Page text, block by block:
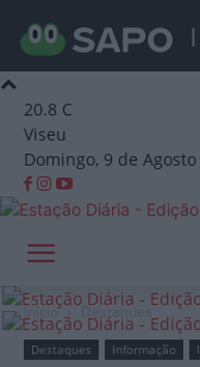
20.8 C
Viseu
Domingo, 9 de
Início Destaques
Destaques Informação